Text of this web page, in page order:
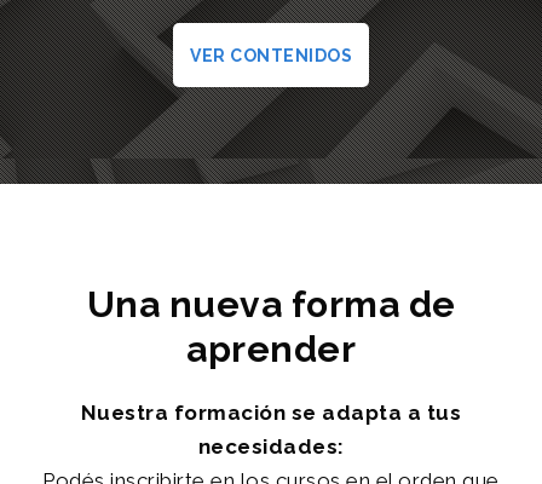
VER CONTENIDOS
Una nueva forma de
aprender
Nuestra formación se adapta a tus
necesidades: